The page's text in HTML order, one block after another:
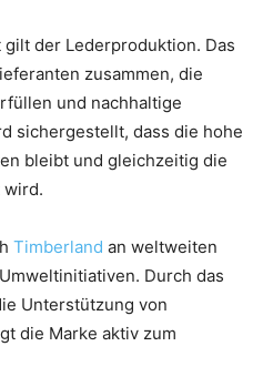
der Lederproduktion. Das
zusammen, die
und nachhaltige
sichergestellt, dass die hohe
bleibt und gleichzeitig die
wird.
Timberland an weltweiten
Durch das
Unterstützung von
die Marke aktiv zum